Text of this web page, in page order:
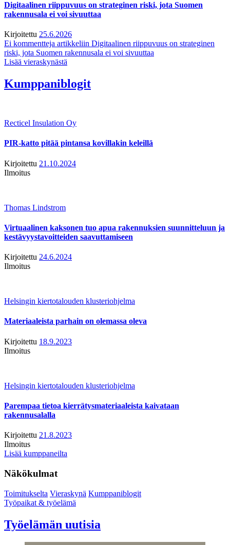
Digitaalinen riippuvuus on strateginen riski, jota Suomen
rakennusala ei voi sivuuttaa
Kirjoitettu 25.6.2026
Ei kommentteja artikkeliin Digitaalinen riippuvuus on strateginen
riski, jota Suomen rakennusala ei voi sivuuttaa
Lisää vieraskynästä
Kumppaniblogit
Recticel Insulation Oy
PIR-katto pitää pintansa kovillakin keleillä
Kirjoitettu 21.10.2024
Ilmoitus
Thomas Lindstrom
Virtuaalinen kaksonen tuo apua rakennuksien suunnitteluun ja
kestävyystavoitteiden saavuttamiseen
Kirjoitettu 24.6.2024
Ilmoitus
Helsingin kiertotalouden klusteriohjelma
Materiaaleista parhain on olemassa oleva
Kirjoitettu 18.9.2023
Ilmoitus
Helsingin kiertotalouden klusteriohjelma
Parempaa tietoa kierrätysmateriaaleista kaivataan
rakennusalalla
Kirjoitettu 21.8.2023
Ilmoitus
Lisää kumppaneilta
Näkökulmat
Toimitukselta Vieraskynä Kumppaniblogit
Työpaikat & työelämä
Työelämän uutisia